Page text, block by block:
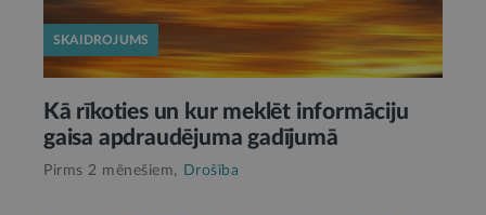
SKAIDROJUMS
Kā rīkoties un kur meklēt informāciju
gaisa apdraudējuma gadījumā
Pirms 2 mēnešiem, Drošība